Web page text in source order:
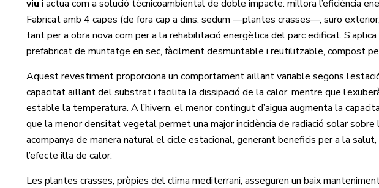
viu i actua com a solució tècnicoambiental de doble impacte: millora l’eficiència
Fabricat amb 4 capes (de fora cap a dins: sedum —plantes crasses—, suro
tant per a obra nova com per a la rehabilitació energètica del parc edificat.
prefabricat de muntatge en sec, fàcilment desmuntable i reutilitzable, compost
Aquest revestiment proporciona un comportament aïllant variable segons
capacitat aïllant del substrat i facilita la dissipació de la calor, mentre que
estable la temperatura. A l’hivern, el menor contingut d’aigua augmenta la
que la menor densitat vegetal permet una major incidència de radiació solar sobre
acompanya de manera natural el cicle estacional, generant beneficis per a la
l’efecte illa de calor.
Les plantes crasses, pròpies del clima mediterrani, asseguren un baix